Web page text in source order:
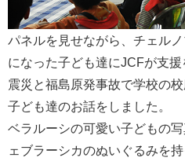
パネルを見せながら、チェル
になった子ども達にJCFが支
震災と福島原発事故で学校の
子ども達のお話をしました。
ベラルーシの可愛い子どもの
ェブラーシカのぬいぐるみを